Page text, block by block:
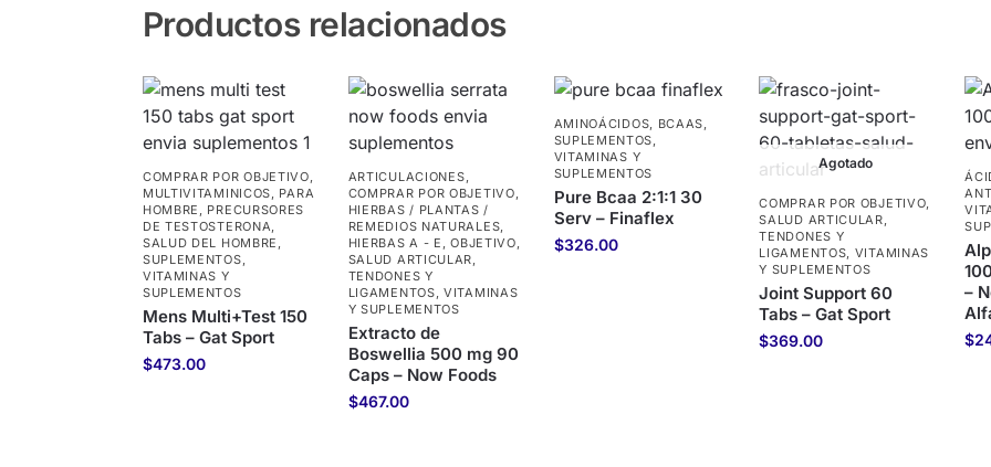
Productos relacionados
COMPRAR POR OBJETIVO
MULTIVITAMINICOS
PARA
HOMBRE
PRECURSORES
DE TESTOSTERONA
SALUD DEL HOMBRE
SUPLEMENTOS
VITAMINAS Y
SUPLEMENTOS
Mens Multi+Test 150
Tabs – Gat Sport
$473.00
ARTICULACIONES
COMPRAR POR OBJETIVO
HIERBAS / PLANTAS /
REMEDIOS NATURALES
HIERBAS A - E
,OBJETIVO
SALUD ARTICULAR,
TENDONES Y
LIGAMENTOS ,VITAMINAS
Y SUPLEMENTOS
Extracto de
Boswellia 500 mg 90
Caps – Now Foods
$467.00
AMINOÁCIDOS BCAAS
SUPLEMENTOS
VITAMINAS Y
SUPLEMENTOS
Pure Bcaa 2:1:1 30
Serv – Finaflex
$326.00
Agotado
COMPRAR POR OBJETIVO
SALUD ARTICULAR,
TENDONES Y
LIGAMENTOS VITAMINAS
Y SUPLEMENTOS
Joint Support 60
Tabs – Gat Sport
$369.00
–
$